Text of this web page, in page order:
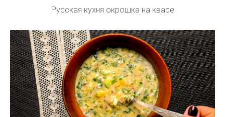
Русская кухня окрошка на квасе